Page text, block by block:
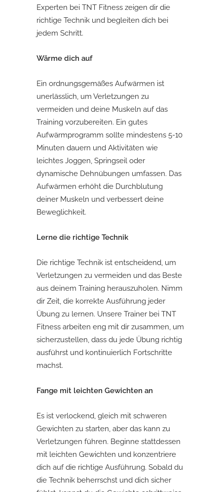
Experten bei TNT Fitness zeigen dir die
richtige Technik und begleiten dich bei
jedem Schritt.
Wärme dich auf
Ein ordnungsgemäßes Aufwärmen ist
unerlässlich, um Verletzungen zu
vermeiden und deine Muskeln auf das
Training vorzubereiten. Ein gutes
Aufwärmprogramm sollte mindestens 5-10
Minuten dauern und Aktivitäten wie
leichtes Joggen, Springseil oder
dynamische Dehnübungen umfassen. Das
Aufwärmen erhöht die Durchblutung
deiner Muskeln und verbessert deine
Beweglichkeit.
Lerne die richtige Technik
Die richtige Technik ist entscheidend, um
Verletzungen zu vermeiden und das Beste
aus deinem Training herauszuholen. Nimm
dir Zeit, die korrekte Ausführung jeder
Übung zu lernen. Unsere Trainer bei TNT
Fitness arbeiten eng mit dir zusammen, um
sicherzustellen, dass du jede Übung richtig
ausführst und kontinuierlich Fortschritte
machst.
Fange mit leichten Gewichten an
Es ist verlockend, gleich mit schweren
Gewichten zu starten, aber das kann zu
Verletzungen führen. Beginne stattdessen
mit leichten Gewichten und konzentriere
dich auf die richtige Ausführung. Sobald du
die Technik beherrschst und dich sicher